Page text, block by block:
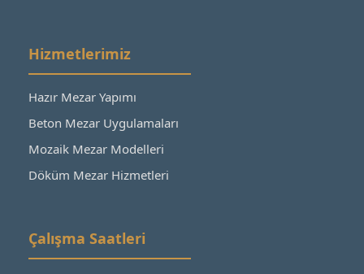
Hizmetlerimiz
Hazır Mezar Yapımı
Beton Mezar Uygulamaları
Mozaik Mezar Modelleri
Döküm Mezar Hizmetleri
Çalışma Saatleri